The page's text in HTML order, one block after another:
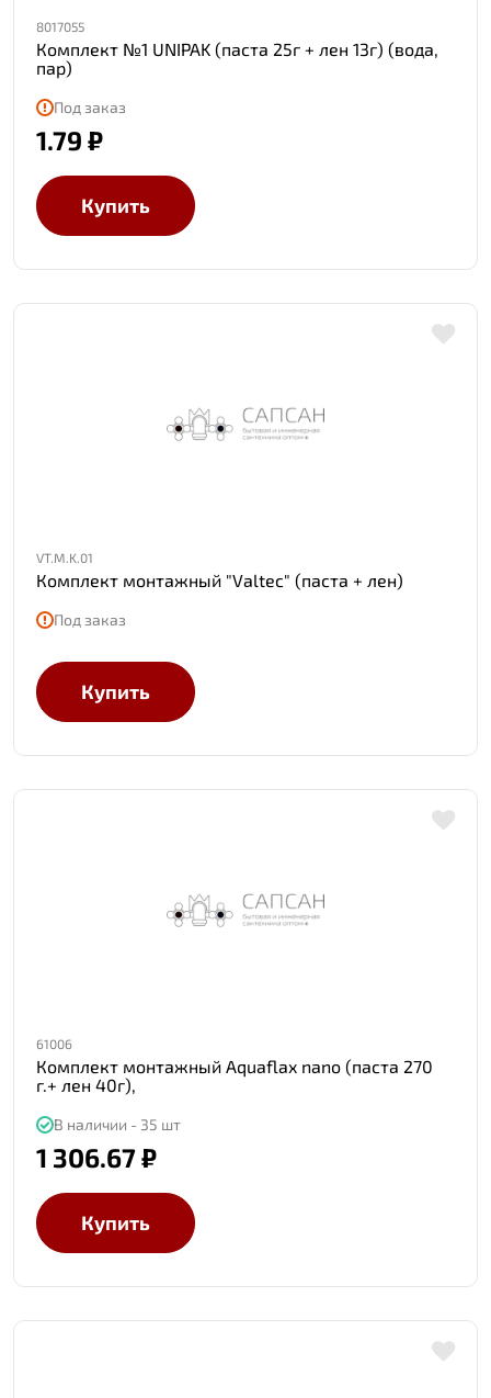
8017055
Комплект №1 UNIPAK (паста 25г + лен 13г) (вода,
пар)
Под заказ
1.79 ₽
Купить
VT.M.K.01
Комплект монтажный "Valtec" (паста + лен)
Под заказ
Купить
61006
Комплект монтажный Aquaflax nano (паста 270
г.+ лен 40г),
В наличии - 35 шт
1 306.67 ₽
Купить